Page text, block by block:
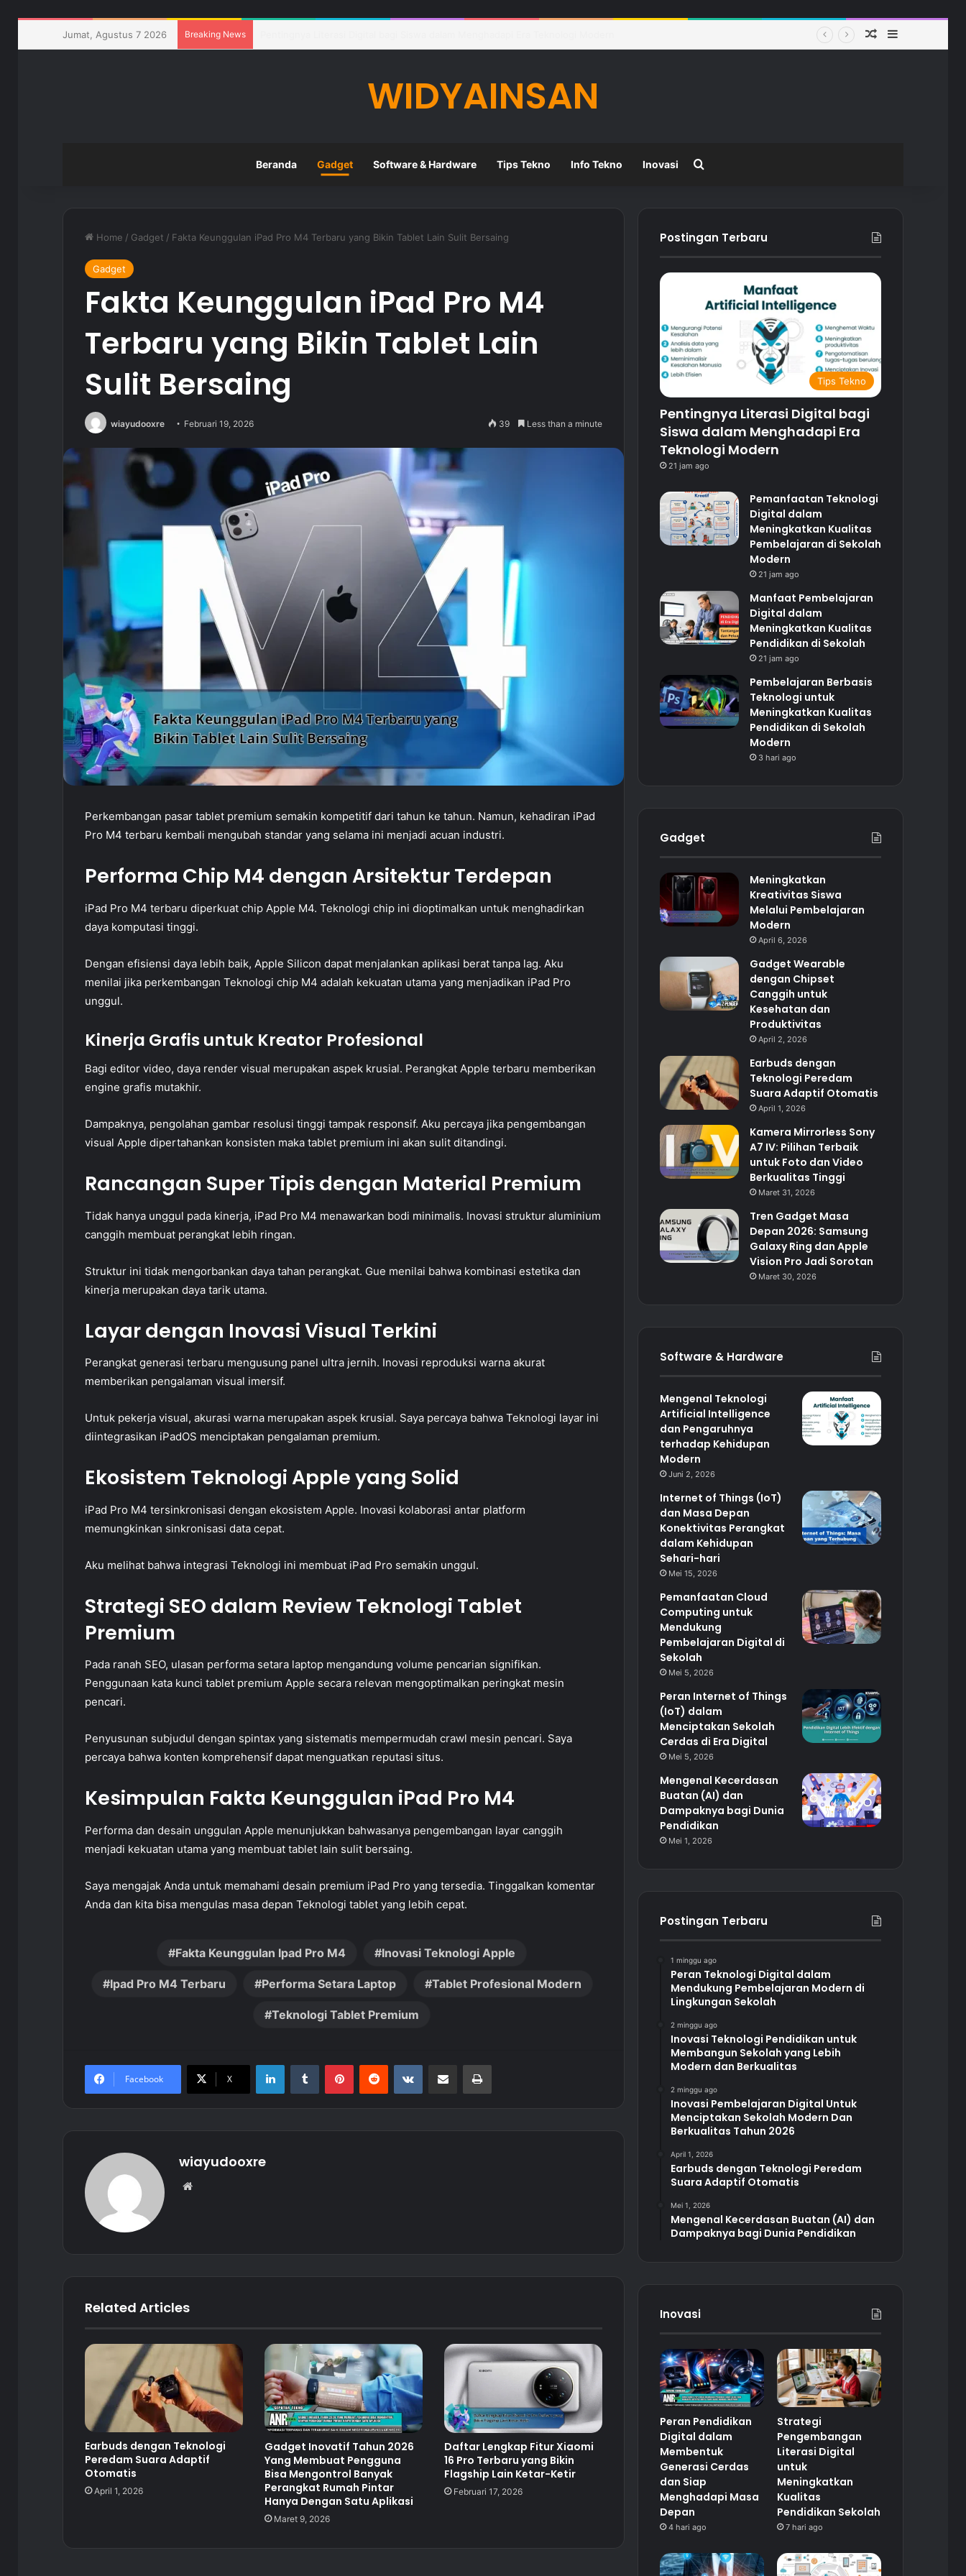
Jumat, Agustus 7 2026 Breaking News Random Article
Sidebar
WIDYAINSAN
Beranda Gadget Software & Hardware Tips Tekno Info Tekno Inovasi
Home / Gadget / Fakta Keunggulan iPad Pro M4 Terbaru yang Bikin Tablet Lain Sulit Bersaing
Gadget
Fakta Keunggulan iPad Pro M4
Terbaru yang Bikin Tablet Lain
Sulit Bersaing
wiayudooxre Februari 19, 2026 39 Less than a minute
Perkembangan pasar tablet premium semakin kompetitif dari tahun ke tahun. Namun, kehadiran iPad
Pro M4 terbaru kembali mengubah standar yang selama ini menjadi acuan industri.
Performa Chip M4 dengan Arsitektur Terdepan
iPad Pro M4 terbaru diperkuat chip Apple M4. Teknologi chip ini dioptimalkan untuk menghadirkan
daya komputasi tinggi.
Dengan efisiensi daya lebih baik, Apple Silicon dapat menjalankan aplikasi berat tanpa lag. Aku
menilai jika perkembangan Teknologi chip M4 adalah kekuatan utama yang menjadikan iPad Pro
unggul.
Kinerja Grafis untuk Kreator Profesional
Bagi editor video, daya render visual merupakan aspek krusial. Perangkat Apple terbaru memberikan
engine grafis mutakhir.
Dampaknya, pengolahan gambar resolusi tinggi tampak responsif. Aku percaya jika pengembangan
visual Apple dipertahankan konsisten maka tablet premium ini akan sulit ditandingi.
Rancangan Super Tipis dengan Material Premium
Tidak hanya unggul pada kinerja, iPad Pro M4 menawarkan bodi minimalis. Inovasi struktur aluminium
canggih membuat perangkat lebih ringan.
Struktur ini tidak mengorbankan daya tahan perangkat. Gue menilai bahwa kombinasi estetika dan
kinerja merupakan daya tarik utama.
Layar dengan Inovasi Visual Terkini
Perangkat generasi terbaru mengusung panel ultra jernih. Inovasi reproduksi warna akurat
memberikan pengalaman visual imersif.
Untuk pekerja visual, akurasi warna merupakan aspek krusial. Saya percaya bahwa Teknologi layar ini
diintegrasikan iPadOS menciptakan pengalaman premium.
Ekosistem Teknologi Apple yang Solid
iPad Pro M4 tersinkronisasi dengan ekosistem Apple. Inovasi kolaborasi antar platform
memungkinkan sinkronisasi data cepat.
Aku melihat bahwa integrasi Teknologi ini membuat iPad Pro semakin unggul.
Strategi SEO dalam Review Teknologi Tablet
Premium
Pada ranah SEO, ulasan performa setara laptop mengandung volume pencarian signifikan.
Penggunaan kata kunci tablet premium Apple secara relevan mengoptimalkan peringkat mesin
pencari.
Penyusunan subjudul dengan spintax yang sistematis mempermudah crawl mesin pencari. Saya
percaya bahwa konten komprehensif dapat menguatkan reputasi situs.
Kesimpulan Fakta Keunggulan iPad Pro M4
Performa dan desain unggulan Apple menunjukkan bahwasanya pengembangan layar canggih
menjadi kekuatan utama yang membuat tablet lain sulit bersaing.
Saya mengajak Anda untuk memahami desain premium iPad Pro yang tersedia. Tinggalkan komentar
Anda dan kita bisa mengulas masa depan Teknologi tablet yang lebih cepat.
Fakta Keunggulan Ipad Pro M4 Inovasi Teknologi Apple
Ipad Pro M4 Terbaru Performa Setara Laptop Tablet Profesional Modern
Teknologi Tablet Premium
Facebook X
LinkedInTumblr PinterestReddit VKontakteShare via Email Print
wiayudooxre
Related Articles
Earbuds dengan Teknologi
Peredam Suara Adaptif
Otomatis
April 1, 2026
Gadget Inovatif Tahun 2026
Yang Membuat Pengguna
Bisa Mengontrol Banyak
Perangkat Rumah Pintar
Hanya Dengan Satu Aplikasi
Maret 9, 2026
Daftar Lengkap Fitur Xiaomi
16 Pro Terbaru yang Bikin
Flagship Lain Ketar-Ketir
Februari 17, 2026
Postingan Terbaru
Tips Tekno
Pentingnya Literasi Digital bagi
Siswa dalam Menghadapi Era
Teknologi Modern
21 jam ago
Pemanfaatan Teknologi
Digital dalam
Meningkatkan Kualitas
Pembelajaran di Sekolah
Modern
21 jam ago
Manfaat Pembelajaran
Digital dalam
Meningkatkan Kualitas
Pendidikan di Sekolah
21 jam ago
Pembelajaran Berbasis
Teknologi untuk
Meningkatkan Kualitas
Pendidikan di Sekolah
Modern
3 hari ago
Gadget
Meningkatkan
Kreativitas Siswa
Melalui Pembelajaran
Modern
April 6, 2026
Gadget Wearable
dengan Chipset
Canggih untuk
Kesehatan dan
Produktivitas
April 2, 2026
Earbuds dengan
Teknologi Peredam
Suara Adaptif Otomatis
April 1, 2026
Kamera Mirrorless Sony
A7 IV: Pilihan Terbaik
untuk Foto dan Video
Berkualitas Tinggi
Maret 31, 2026
Tren Gadget Masa
Depan 2026: Samsung
Galaxy Ring dan Apple
Vision Pro Jadi Sorotan
Maret 30, 2026
Software & Hardware
Mengenal Teknologi
Artificial Intelligence
dan Pengaruhnya
terhadap Kehidupan
Modern
Juni 2, 2026
Internet of Things (IoT)
dan Masa Depan
Konektivitas Perangkat
dalam Kehidupan
Sehari-hari
Mei 15, 2026
Pemanfaatan Cloud
Computing untuk
Mendukung
Pembelajaran Digital di
Sekolah
Mei 5, 2026
Peran Internet of Things
(IoT) dalam
Menciptakan Sekolah
Cerdas di Era Digital
Mei 5, 2026
Mengenal Kecerdasan
Buatan (AI) dan
Dampaknya bagi Dunia
Pendidikan
Mei 1, 2026
Postingan Terbaru
1 minggu ago
Peran Teknologi Digital dalam
Mendukung Pembelajaran Modern di
Lingkungan Sekolah
2 minggu ago
Inovasi Teknologi Pendidikan untuk
Membangun Sekolah yang Lebih
Modern dan Berkualitas
2 minggu ago
Inovasi Pembelajaran Digital Untuk
Menciptakan Sekolah Modern Dan
Berkualitas Tahun 2026
April 1, 2026
Earbuds dengan Teknologi Peredam
Suara Adaptif Otomatis
Mei 1, 2026
Mengenal Kecerdasan Buatan (AI) dan
Dampaknya bagi Dunia Pendidikan
Inovasi
Peran Pendidikan
Digital dalam
Membentuk
Generasi Cerdas
dan Siap
Menghadapi Masa
Depan
4 hari ago
Strategi
Pengembangan
Literasi Digital
untuk
Meningkatkan
Kualitas
Pendidikan Sekolah
7 hari ago